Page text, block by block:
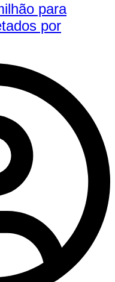
para
por